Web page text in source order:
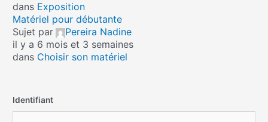
dans Exposition
Matériel pour débutante
Sujet par
Pereira Nadine
il y a 6 mois et 3 semaines
dans Choisir son matériel
Identifiant